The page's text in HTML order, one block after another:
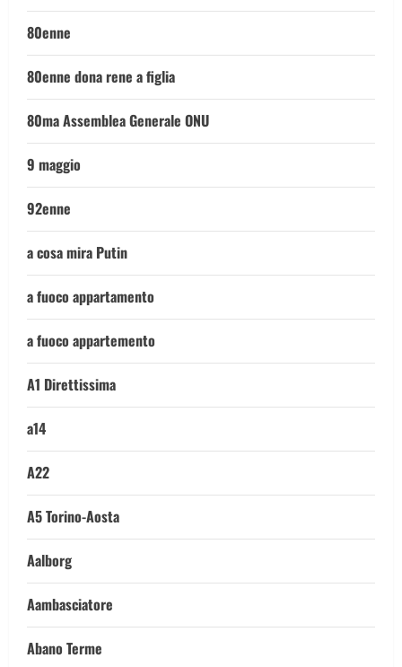
80enne
80enne dona rene a figlia
80ma Assemblea Generale ONU
9 maggio
92enne
a cosa mira Putin
a fuoco appartamento
a fuoco appartemento
A1 Direttissima
a14
A22
A5 Torino-Aosta
Aalborg
Aambasciatore
Abano Terme